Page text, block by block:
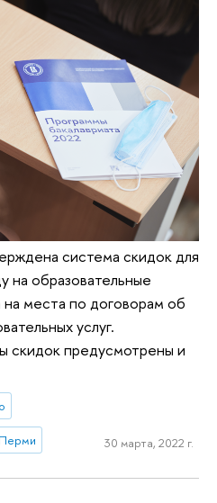
система скидок для
на образовательные
на места по договорам об
услуг.
скидок предусмотрены и
30 марта, 2022 г.